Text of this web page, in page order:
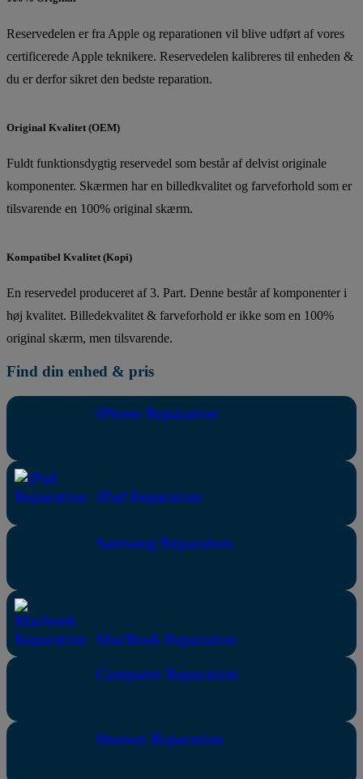
Reservedelen er fra Apple og reparationen vil blive udført af vores
certificerede Apple teknikere. Reservedelen kalibreres til enheden &
du er derfor sikret den bedste reparation.
Original Kvalitet (OEM)
Fuldt funktionsdygtig reservedel som består af delvist originale
komponenter. Skærmen har en billedkvalitet og farveforhold som er
tilsvarende en 100% original skærm.
Kompatibel Kvalitet (Kopi)
En reservedel produceret af 3. Part. Denne består af komponenter i
høj kvalitet. Billedekvalitet & farveforhold er ikke som en 100%
original skærm, men tilsvarende.
Find din enhed & pris
iPhone Reparation
iPad Reparation
Samsung Reparation
MacBook Reparation
Computer Reparation
Huawei Reparation